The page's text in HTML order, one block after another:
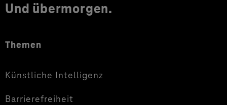
Und übermorgen.
Themen
Künstliche Intelligenz
Barrierefreiheit